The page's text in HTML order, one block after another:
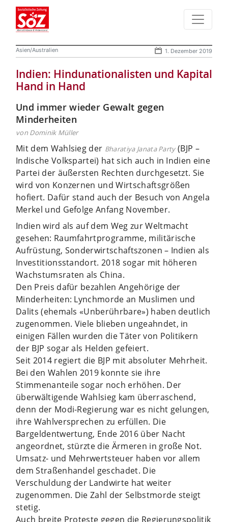
Asien/Australien 1. Dezember 2019
Indien: Hindunationalisten und Kapital
Hand in Hand
Und immer wieder Gewalt gegen
Minderheiten
von Dominik Müller
Mit dem Wahlsieg der Bharatiya Janata Party(BJP –
Indische Volkspartei) hat sich auch in Indien eine
Partei der äußersten Rechten durchgesetzt. Sie
wird von Konzernen und Wirtschaftsgrößen
hofiert. Dafür stand auch der Besuch von Angela
Merkel und Gefolge Anfang November.
Indien wird als auf dem Weg zur Weltmacht
gesehen: Raumfahrtprogramme, militärische
Aufrüstung, Sonderwirtschaftszonen – Indien als
Investitionsstandort. 2018 sogar mit höheren
Wachstumsraten als China.
Den Preis dafür bezahlen Angehörige der
Minderheiten: Lynchmorde an Muslimen und
Dalits (ehemals «Unberührbare») haben deutlich
zugenommen. Viele blieben ungeahndet, in
einigen Fällen wurden die Täter von Politikern
der BJP sogar als Helden gefeiert.
Seit 2014 regiert die BJP mit absoluter Mehrheit.
Bei den Wahlen 2019 konnte sie ihre
Stimmenanteile sogar noch erhöhen. Der
überwältigende Wahlsieg kam überraschend,
denn der Modi-Regierung war es nicht gelungen,
ihre Wahlversprechen zu erfüllen. Die
Bargeldentwertung, Ende 2016 über Nacht
angeordnet, stürzte die Ärmeren in große Not.
Umsatz- und Mehrwertsteuer haben vor allem
dem Straßenhandel geschadet. Die
Verschuldung der Landwirte hat weiter
zugenommen. Die Zahl der Selbstmorde steigt
stetig.
Auch breite Proteste gegen die Regierungspolitik